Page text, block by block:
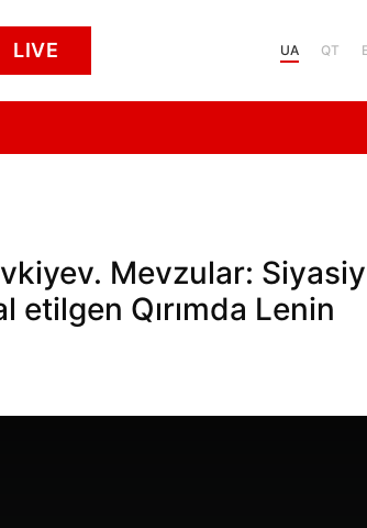
LIVE UA QT
Mevzular: Siyasiy
etilgen Qırımda Lenin